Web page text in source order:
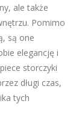
ale także
Pomimo
są one
elegancję i
storczyki
długi czas,
tych